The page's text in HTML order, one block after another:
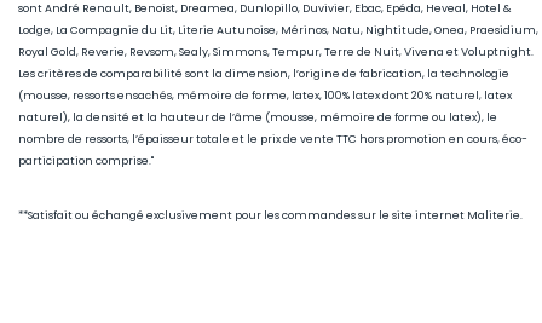
sont André Renault, Benoist, Dreamea, Dunlopillo, Duvivier, Ebac, Epéda, Heveal, Hotel &
Lodge, La Compagnie du Lit, Literie Autunoise, Mérinos, Natu, Nightitude, Onea, Praesidium,
Royal Gold, Reverie, Revsom, Sealy, Simmons, Tempur, Terre de Nuit, Vivena et Voluptnight.
Les critères de comparabilité sont la dimension, l’origine de fabrication, la technologie
(mousse, ressorts ensachés, mémoire de forme, latex, 100% latex dont 20% naturel, latex
naturel), la densité et la hauteur de l’âme (mousse, mémoire de forme ou latex), le
nombre de ressorts, l’épaisseur totale et le prix de vente TTC hors promotion en cours, éco-
participation comprise."
**Satisfait ou échangé exclusivement pour les commandes sur le site internet Maliterie.